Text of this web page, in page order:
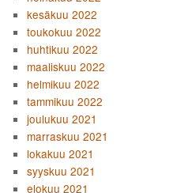
kesäkuu 2022
toukokuu 2022
huhtikuu 2022
maaliskuu 2022
helmikuu 2022
tammikuu 2022
joulukuu 2021
marraskuu 2021
lokakuu 2021
syyskuu 2021
elokuu 2021